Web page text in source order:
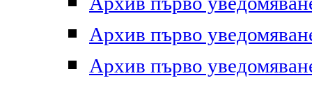
Архив първо
Архив първо